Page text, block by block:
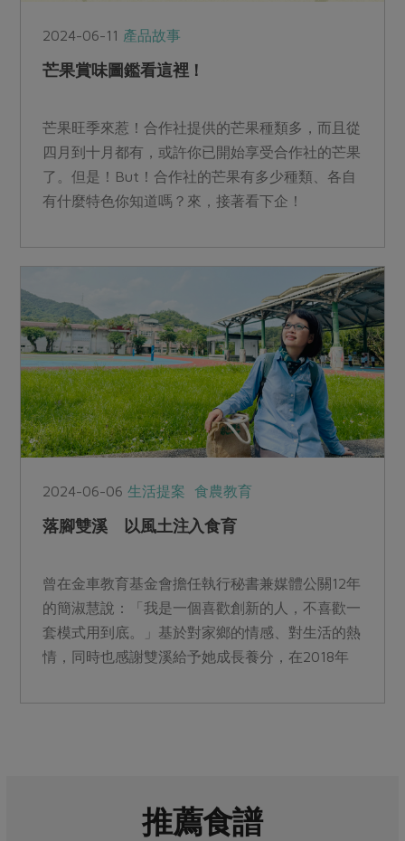
2024-06-11 產品故事
芒果賞味圖鑑看這裡！
芒果旺季來惹！合作社提供的芒果種類多，而且從
四月到十月都有，或許你已開始享受合作社的芒果
了。但是！But！合作社的芒果有多少種類、各自
有什麼特色你知道嗎？來，接著看下企！
2024-06-06生活提案 食農教育
落腳雙溪 以風土注入食育
曾在金車教育基金會擔任執行秘書兼媒體公關12年
的簡淑慧說：「我是一個喜歡創新的人，不喜歡一
套模式用到底。」基於對家鄉的情感、對生活的熱
情，同時也感謝雙溪給予她成長養分，在2018年
據點。
推薦食譜